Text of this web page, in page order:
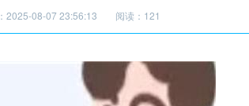
2025-08-07 23:56:13 阅读：121